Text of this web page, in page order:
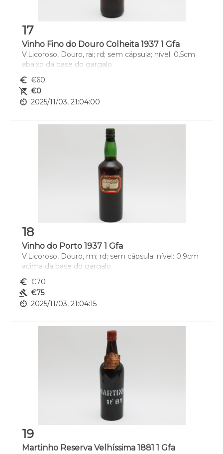
17
Vinho Fino do Douro Colheita 1937 1 Gfa
V.Licoroso, Douro, rai; rd; sem cápsula; nível: 0.5cm
abaixo da base do gargalo
euro_symbol €60
remove_shopping_cart €0
av_timer 2025/11/03, 21:04:00
18
Vinho do Porto 1937 1 Gfa
V.Licoroso, Douro, rm; rd; sem cápsula; nível: 0.9cm
acima da base do gargalo
euro_symbol €70
gavel €75
av_timer 2025/11/03, 21:04:15
19
Martinho Reserva Velhíssima 1881 1 Gfa